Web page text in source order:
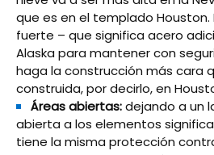
que es en el templado
fuerte – que significa acero
Alaska para mantener con
haga la construcción más cara
construida, por decirlo, en
Áreas abiertas:dejando a un
abierta a los elementos
tiene la misma protección